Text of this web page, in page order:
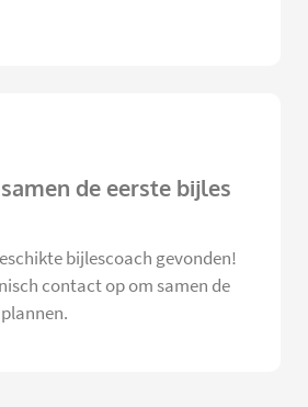
de eerste bijles
bijlescoach gevonden!
contact op om samen de